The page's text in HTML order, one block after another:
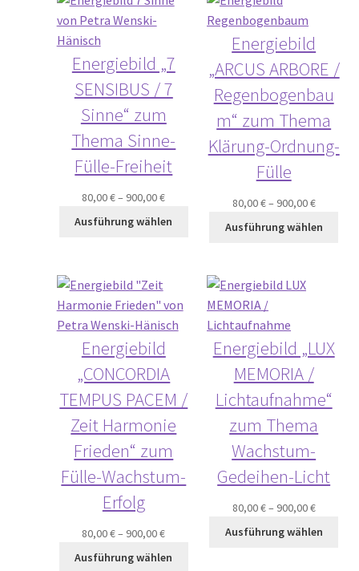
Energiebild „7
SENSIBUS / 7
Sinne“ zum
Thema Sinne-
Fülle-Freiheit
80,00€– 900,00€
Ausführung wählen
Energiebild
„ARCUS ARBORE /
Regenbogenbau
m“ zum Thema
Klärung-Ordnung-
Fülle
80,00€– 900,00€
Ausführung wählen
Energiebild
„CONCORDIA
TEMPUS PACEM /
Zeit Harmonie
Frieden“ zum
Fülle-Wachstum-
Erfolg
80,00€– 900,00€
Ausführung wählen
Energiebild „LUX
MEMORIA /
Lichtaufnahme“
zum Thema
Wachstum-
Gedeihen-Licht
80,00€– 900,00€
Ausführung wählen